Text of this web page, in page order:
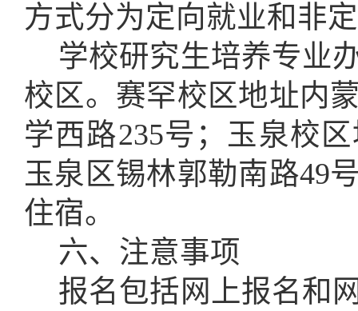
方式分为定向就业和非
学校研究生培养专业
校区。赛罕校区地址内
学西路235号；玉泉校
玉泉区锡林郭勒南路49
住宿。
六、注意事项
报名包括网上报名和